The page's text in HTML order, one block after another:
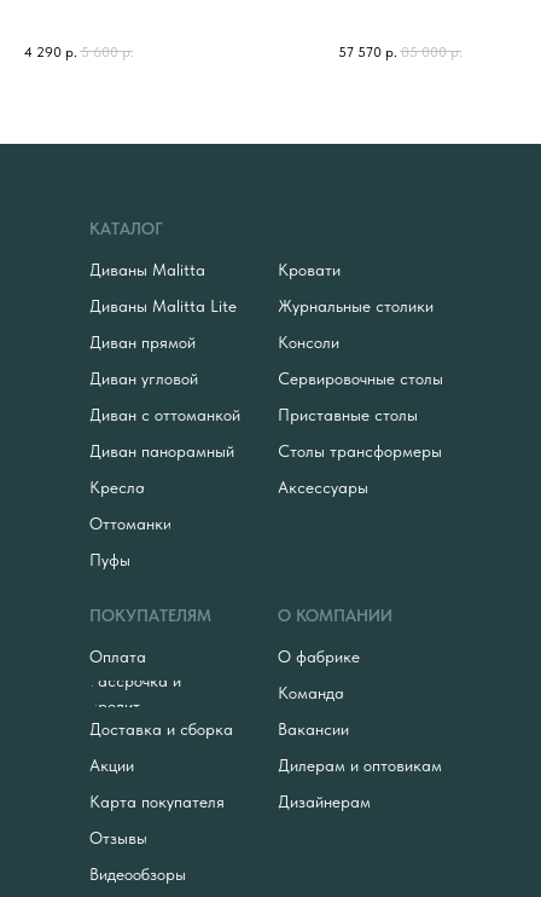
4 290 р. 5 600 р. 57 570 р. 85 000 р.
КАТАЛОГ
ПОКУПАТЕЛЯМ О КОМПАНИИ
Диваны Malitta Кровати
Оплата
О фабрике
Команда
Вакансии
Дилерам и оптовикам
Дизайнерам
Рассрочка и
кредит
Доставка и сборка
Акции
Карта покупателя
Отзывы
Видеообзоры
Журнальные столики
Консоли
Сервировочные столы
Приставные столы
Столы трансформеры
Аксессуары
Диваны Malitta Lite
Диван прямой
Диван угловой
Диван с оттоманкой
Диван панорамный
Кресла
Оттоманки
Пуфы